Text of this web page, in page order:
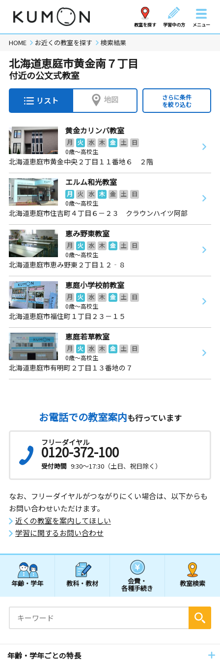
教室を探す 学習中の方 メニュー
HOME お近くの教室を探す 検索結果
北海道恵庭市黄金南７丁目
付近の公文式教室
リスト 地図
さらに条件
を絞り込む
黄金カリンバ教室
月 火 水 木 金 土
日
0歳～高校生
北海道恵庭市黄金中央２丁目１１番地６ ２階
エルム和光教室
月 火 水 木 金 土
日
0歳～高校生
北海道恵庭市住吉町４丁目６－２３ クラウンハイツ阿部
恵み野東教室
月 火 水 木 金 土
日
0歳～高校生
北海道恵庭市恵み野東２丁目１２‐８
恵庭小学校前教室
月 火 水 木 金 土
日
0歳～高校生
北海道恵庭市福住町１丁目２３－１５
恵庭若草教室
月 火 水 木 金 土
日
0歳～高校生
北海道恵庭市有明町２丁目１３番地の７
お電話での教室案内も行っています
フリーダイヤル
0120-372-100
受付時間 9:30～17:30（土日、祝日除く）
なお、フリーダイヤルがつながりにくい場合は、以下からも
お問い合わせいただけます。
近くの教室を案内してほしい
学習に関するお問い合わせ
年齢・学年 教科・教材 会費・
各種手続き
教室検索
年齢・学年ごとの特長